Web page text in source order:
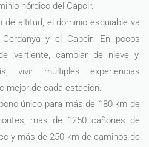
nórdico del Capcir.
altitud, el dominio esquiable va
y el Capcir. En pocos
vertiente, cambiar de nieve y,
vivir múltiples experiencias
mejor de cada estación.
único para más de 180 km de
más de 1250 cañones de
y más de 250 km de caminos de